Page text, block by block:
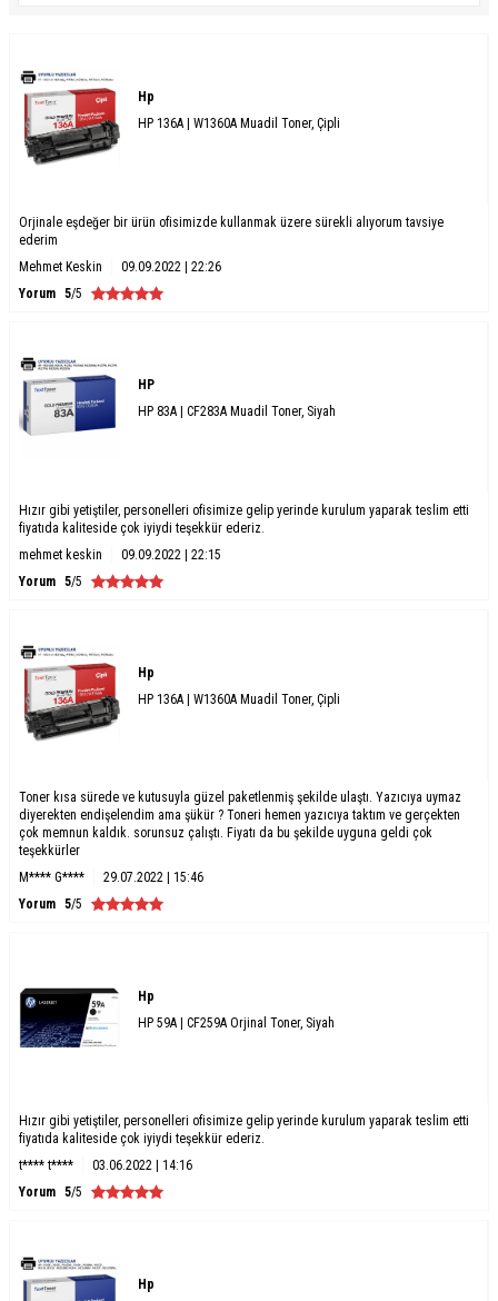
Hp
HP 136A | W1360A Muadil Toner, Çipli
Orjinale eşdeğer bir ürün ofisimizde kullanmak üzere sürekli alıyorum tavsiye
ederim
Mehmet Keskin
09.09.2022 | 22:26
Yorum 5/5
HP
HP 83A | CF283A Muadil Toner, Siyah
Hızır gibi yetiştiler, personelleri ofisimize gelip yerinde kurulum yaparak teslim etti
fiyatıda kaliteside çok iyiydi teşekkür ederiz.
mehmet keskin
09.09.2022 | 22:15
Yorum 5/5
Hp
HP 136A | W1360A Muadil Toner, Çipli
Toner kısa sürede ve kutusuyla güzel paketlenmiş şekilde ulaştı. Yazıcıya uymaz
diyerekten endişelendim ama şükür ? Toneri hemen yazıcıya taktım ve gerçekten
çok memnun kaldık. sorunsuz çalıştı. Fiyatı da bu şekilde uyguna geldi çok
teşekkürler
M**** G****
29.07.2022 | 15:46
Yorum 5/5
Hp
HP 59A | CF259A Orjinal Toner, Siyah
Hızır gibi yetiştiler, personelleri ofisimize gelip yerinde kurulum yaparak teslim etti
fiyatıda kaliteside çok iyiydi teşekkür ederiz.
t**** t****
03.06.2022 | 14:16
Yorum 5/5
Hp